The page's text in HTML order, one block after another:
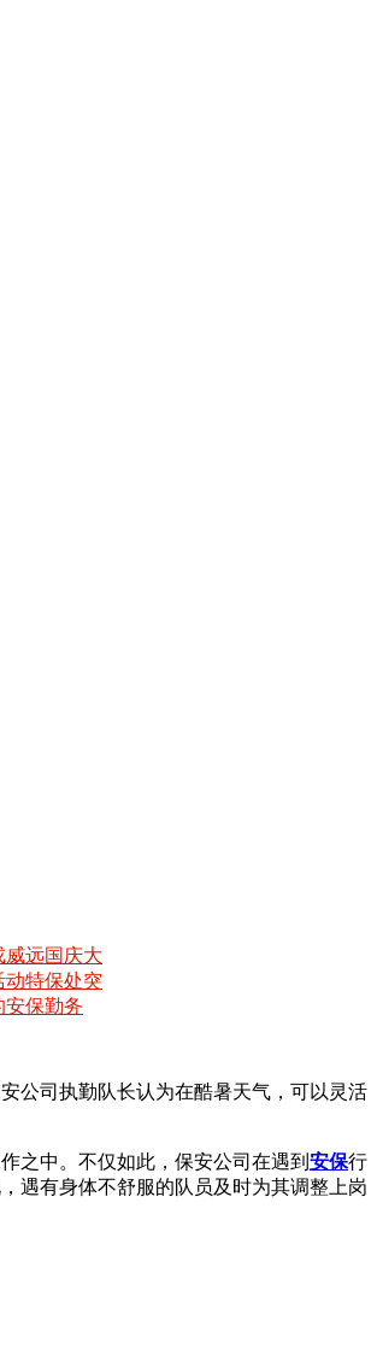
威远国庆大
动特保处突
安保勤务
公司执勤队长认为在酷暑天气，可以灵活
之中。不仅如此，保安公司在遇到 安保行
遇有身体不舒服的队员及时为其调整上岗